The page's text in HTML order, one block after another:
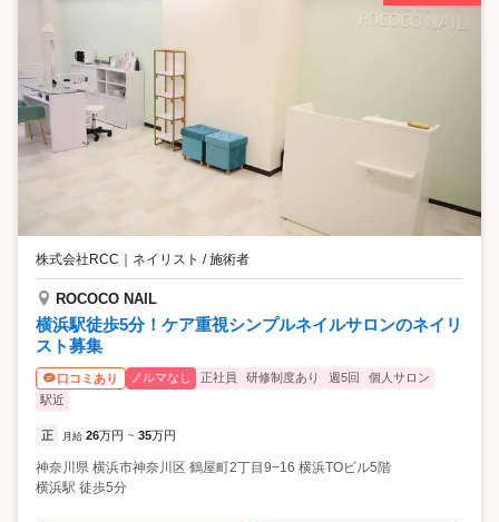
株式会社RCC ｜ ネイリスト / 施術者
ROCOCO NAIL
横浜駅徒歩5分！ケア重視シンプルネイルサロンのネイリ
スト募集
口コミあり ノルマなし 正社員 研修制度あり 週5回
個人サロン
駅近
正 月給 26万円 ~ 35万円
神奈川県 横浜市神奈川区 鶴屋町2丁目9−16 横浜TOビル5階
横浜駅 徒歩5分